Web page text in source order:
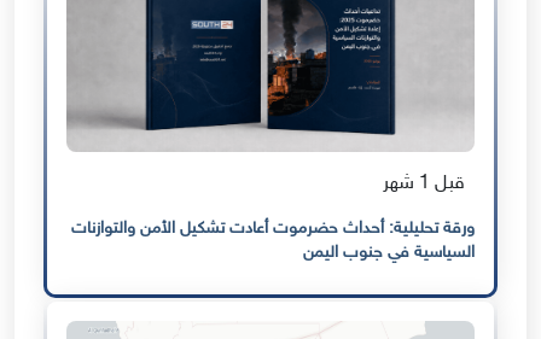
قبل 1 شهر
ورقة تحليلية: أحداث حضرموت أعادت تشكيل الأمن والتوازنات
السياسية في جنوب اليمن